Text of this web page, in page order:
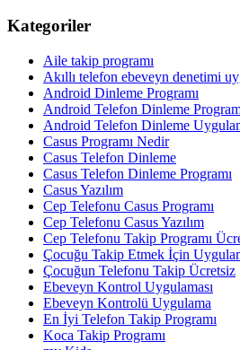
Kategoriler
Aile takip programı
Akıllı telefon ebeveyn denetimi
Android Dinleme Programı
Android Telefon Dinleme
Android Telefon Dinleme
Casus Programı Nedir
Casus Telefon Dinleme
Casus Telefon Dinleme Programı
Casus Yazılım
Cep Telefonu Casus Programı
Cep Telefonu Casus Yazılım
Cep Telefonu Takip Programı
Çocuğu Takip Etmek İçin
Çocuğun Telefonu Takip Ücretsiz
Ebeveyn Kontrol Uygulaması
Ebeveyn Kontrolü Uygulama
En İyi Telefon Takip Programı
Koca Takip Programı